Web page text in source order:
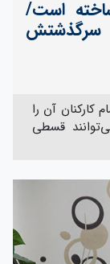
است/
نفر» از سرگذشتش
کارکنان آن را
قسطی